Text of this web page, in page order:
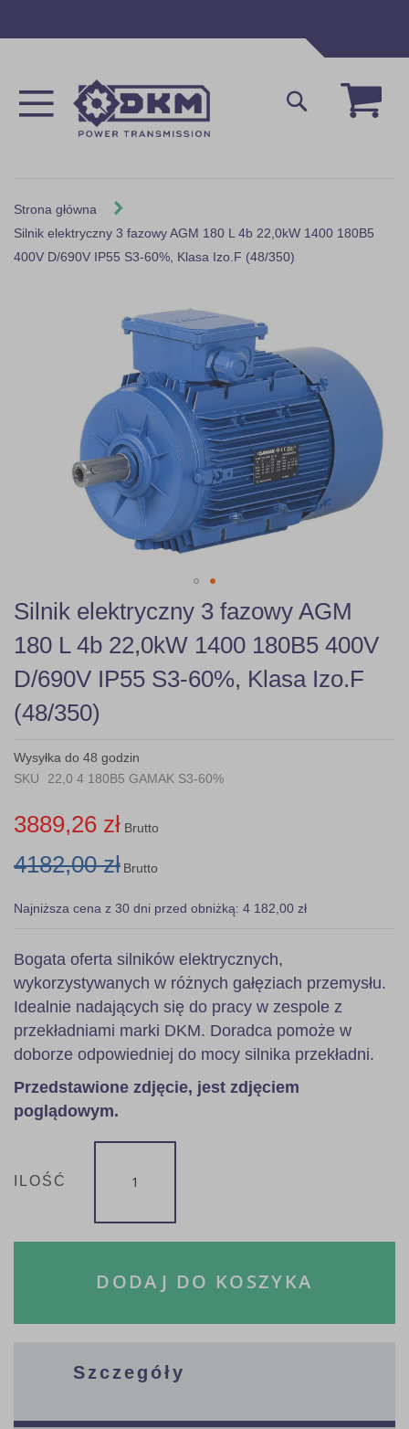
Mój
Szukaj
Strona główna
Silnik elektryczny 3 fazowy AGM 180 L 4b 22,0kW 1400 180B5
400V D/690V IP55 S3-60%, Klasa Izo.F (48/350)
Skip
to
the
beginning
of
the
images
gallery
Silnik elektryczny 3 fazowy AGM
180 L 4b 22,0kW 1400 180B5 400V
D/690V IP55 S3-60%, Klasa Izo.F
(48/350)
Wysyłka do 48 godzin
SKU
22,0 4 180B5 GAMAK S3-60%
3889,26 zł Brutto
4182,00 zł Brutto
Najniższa cena z 30 dni przed obniżką: 4 182,00 zł
Bogata oferta silników elektrycznych,
wykorzystywanych w różnych gałęziach przemysłu.
Idealnie nadających się do pracy w zespole z
przekładniami marki DKM. Doradca pomoże w
doborze odpowiedniej do mocy silnika przekładni.
Przedstawione zdjęcie, jest zdjęciem
poglądowym.
ILOŚĆ
DODAJ DO KOSZYKA
Szczegóły